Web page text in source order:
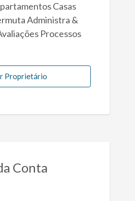
Casas
Administra &
Processos
Proprietário
Conta